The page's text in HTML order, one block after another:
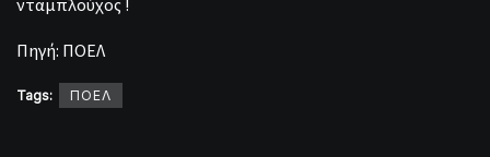
Πηγή: ΠΟΕΛ
Tags: ΠΟΕΛ